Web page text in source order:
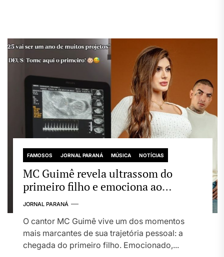
FAMOSOS JORNAL PARANÁ MÚSICA NOTÍCIAS
MC Guimê revela ultrassom do
primeiro filho e emociona ao
compartilhar nova fase da vida
JORNAL PARANÁ
O cantor MC Guimê vive um dos momentos
mais marcantes de sua trajetória pessoal: a
chegada do primeiro filho. Emocionado,...